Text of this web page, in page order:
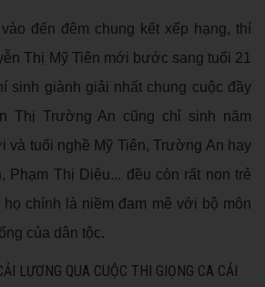
đến đêm chung kết xếp hạng, thí
Thị Mỹ Tiên mới bước sang tuổi 21
sinh giành giải nhất chung cuộc đầy
Thị Trường An cũng chỉ sinh năm
và tuổi nghề Mỹ Tiên, Trường An hay
Phạm Thị Diệu... đều còn rất non trẻ
chính là niềm đam mê với bộ môn
của dân tộc.